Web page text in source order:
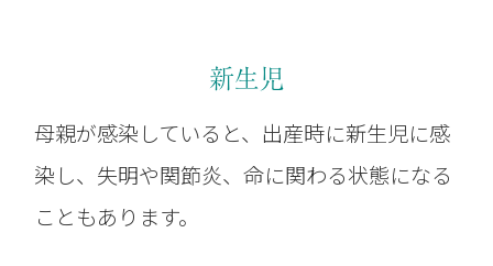
新生児
母親が感染していると、出産時に新生児に感
染し、失明や関節炎、命に関わる状態になる
こともあります。